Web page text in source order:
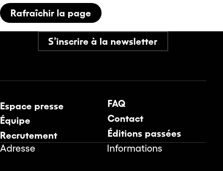
Rafraîchir la page
S’inscrire à la newsletter
Espace presse
Équipe
Recrutement
FAQ
Contact
Éditions passées
Adresse Informations